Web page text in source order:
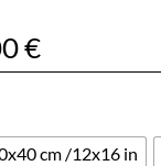
€
cm /12x16 in